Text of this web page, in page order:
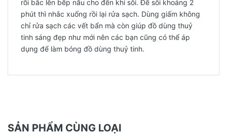
rồi bắc lên bếp nấu cho đến khi sôi. Để sôi khoảng 2
phút thì nhắc xuống rồi lại rửa sạch. Dùng giấm không
chỉ rửa sạch các vết bẩn mà còn giúp đồ dùng thuỷ
tinh sáng đẹp như mới nên các bạn cũng có thể áp
dụng để làm bóng đồ dùng thuỷ tinh.
SẢN PHẨM CÙNG LOẠI